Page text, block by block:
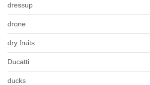
dressup
drone
dry fruits
Ducatti
ducks